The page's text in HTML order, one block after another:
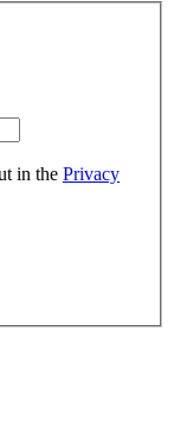
in the Privacy